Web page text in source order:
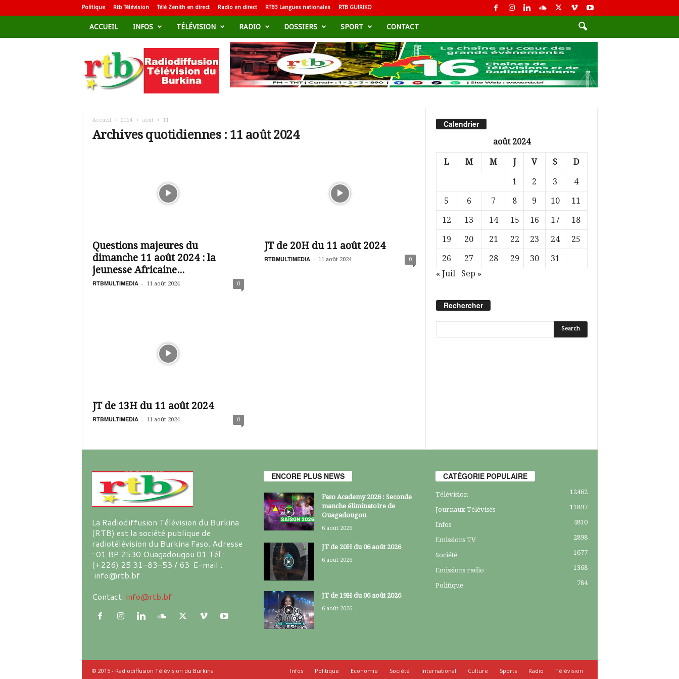
Politique Rtb Télévision Télé Zenith en direct Radio en direct RTB3 Langues nationales RTB GUIRIKO
ACCUEIL INFOS TÉLÉVISION RADIO DOSSIERS SPORT CONTACT
d
i
Accueil 2024 août 11
Archives quotidiennes : 11 août 2024
Questions majeures du
dimanche 11 août 2024 : la
jeunesse Africaine...
RTBMULTIMEDIA - 11 août 2024 0
JT de 20H du 11 août 2024
RTBMULTIMEDIA - 11 août 2024 0
JT de 13H du 11 août 2024
RTBMULTIMEDIA - 11 août 2024 0
Calendrier
août 2024
L M M J V S D
1 2 3
4
5
6 7 8 9 10
11
12
13 14 15 16 17
18
19
20 21 22 23 24
25
26
27 28 29 30
31
« Juil
Sep »
Rechercher
La Radiodiffusion Télévision du Burkina
(RTB) est la société publique de
radiotélévision du Burkina Faso. Adresse
: 01 BP 2530 Ouagadougou 01 Tél :
(+226) 25 31-83-53 / 63 E-mail :
info@rtb.bf
Contact: info@rtb.bf
ENCORE PLUS NEWS
Faso Academy 2026 : Seconde
manche éliminatoire de
Ouagadougou
6 août 2026
JT de 20H du 06 août 2026
6 août 2026
JT de 19H du 06 août 2026
6 août 2026
CATÉGORIE POPULAIRE
Télévision 12462
Journaux Télévisés 11897
Infos 4810
Emissions TV 2898
Société 1677
Emissions radio 1368
Politique 784
Infos Politique Economie Société International Culture Sports Radio Télévision
© 2015 - Radiodiffusion Télévision du Burkina